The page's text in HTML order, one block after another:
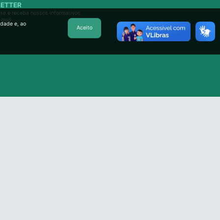
e receba nossos informativos
e, ao
Aceito